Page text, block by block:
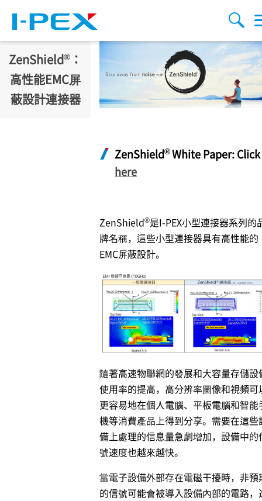
搜索
Menu
ZenShield® ：
高性能EMC屏
蔽設計連接器
ZenShield®White Paper: Click
here
ZenShield®是I-PEX小型連接器系列的
牌名稱，這些小型連接器具有高性能的
EMC屏蔽設計。
隨著高速物聯網的發展和大容量存儲設
使用率的提高，高分辨率圖像和視頻可
更容易地在個人電腦、平板電腦和智能
機等消費產品上得到分享。需要在這些
備上處理的信息量急劇增加，設備中的
號速度也越來越快。
當電子設備外部存在電磁干擾時，非預
的信號可能會被導入設備內部的電路，